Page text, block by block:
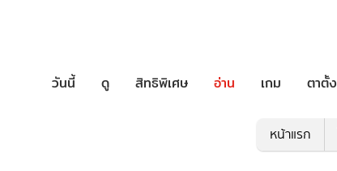
วันนี้ ดู สิทธิพิเศษ อ่าน เกม ตาตั้ง
หน้าแรก